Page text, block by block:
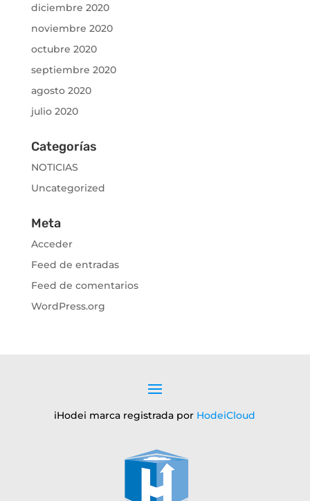
diciembre 2020
noviembre 2020
octubre 2020
septiembre 2020
agosto 2020
julio 2020
Categorías
NOTICIAS
Uncategorized
Meta
Acceder
Feed de entradas
Feed de comentarios
WordPress.org
iHodei marca registrada por HodeiCloud